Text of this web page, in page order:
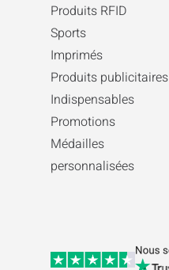
Produits RFID
Sports
Imprimés
Produits publicitaires
Indispensables
Promotions
Médailles
personnalisées